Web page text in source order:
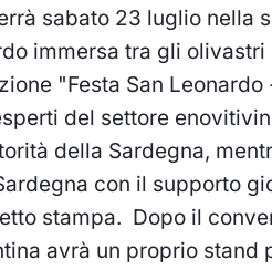
sabato 23 luglio nella
immersa tra gli
"Festa San
del settore
della Sardegna,
con il supporto
stampa. Dopo il
avrà un proprio